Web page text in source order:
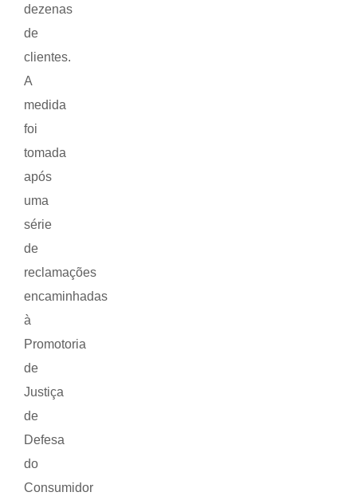
dezenas
de
clientes.
A
medida
foi
tomada
após
uma
série
de
reclamações
encaminhadas
à
Promotoria
de
Justiça
de
Defesa
do
Consumidor